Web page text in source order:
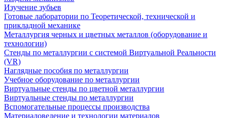
Изучение зубьев
Готовые лаборатории по Теоретической, технической и
прикладной механике
Металлургия черных и цветных металлов (оборудование и
технологии)
Cтенды по металлургии с системой Виртуальной Реальности
(VR)
Наглядные пособия по металлургии
Учебное оборудование по металлургии
Виртуальные стенды по цветной металлургии
Виртуальные стенды по металлургии
Вспомогательные процессы производства
Материаловедение и технологии материалов